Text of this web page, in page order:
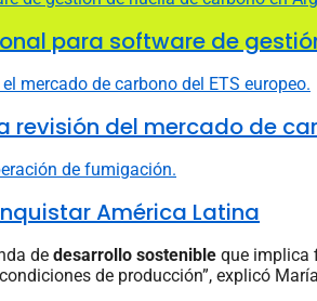
para software de
revisión del mercado de
América Latina
de desarrollo sostenible que implica
de producción”, explicó